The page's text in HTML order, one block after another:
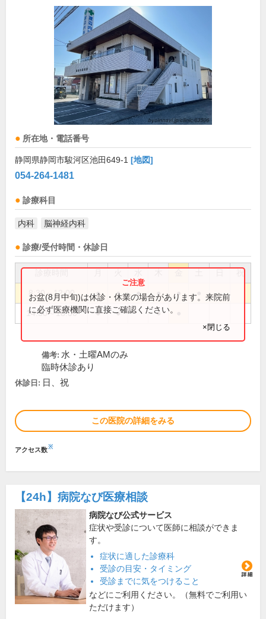
所在地・電話番号
静岡県静岡市駿河区池田649-1 [地図]
054-264-1481
診療科目
内科 脳神経内科
診療/受付時間・休診日
祝
8:30～12:00 ● ● ● ● ●
14:30～18:00 ● ● ●
お盆(8月中旬)は休診・休業の場合があります。来院前
に必ず医療機関に直接ご確認ください。
×閉じる
備考: 水・土曜AMのみ
臨時休診あり
休診日: 日、祝
この医院の詳細をみる
アクセス数※
【24h】 病院なび医療相談
病院なび公式サービス
症状や受診について医師に相談ができま
す。
症状に適した診療科
受診の目安・タイミング
受診までに気をつけること
などにご利用ください。（無料でご利用い
ただけます）